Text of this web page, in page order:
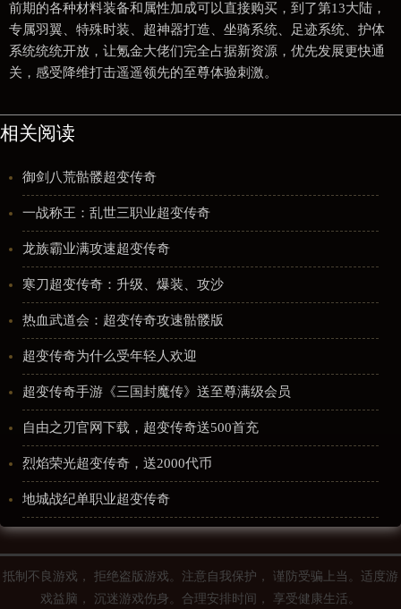
前期的各种材料装备和属性加成可以直接购买，到了第13大陆，
专属羽翼、特殊时装、超神器打造、坐骑系统、足迹系统、护体
系统统统开放，让氪金大佬们完全占据新资源，优先发展更快通
关，感受降维打击遥遥领先的至尊体验刺激。
相关阅读
御剑八荒骷髅超变传奇
一战称王：乱世三职业超变传奇
龙族霸业满攻速超变传奇
寒刀超变传奇：升级、爆装、攻沙
热血武道会：超变传奇攻速骷髅版
超变传奇为什么受年轻人欢迎
超变传奇手游《三国封魔传》送至尊满级会员
自由之刃官网下载，超变传奇送500首充
烈焰荣光超变传奇，送2000代币
地城战纪单职业超变传奇
抵制不良游戏， 拒绝盗版游戏。注意自我保护， 谨防受骗上当。适度游
戏益脑， 沉迷游戏伤身。合理安排时间， 享受健康生活。